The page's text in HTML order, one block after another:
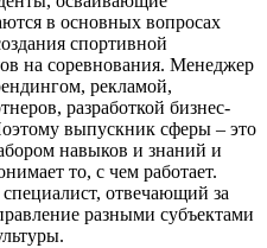
в основных вопросах
спортивной
на соревнования. Менеджер
рекламой,
разработкой бизнес-
выпускник сферы – это
навыков и знаний и
то, с чем работает.
отвечающий за
разными субъектами